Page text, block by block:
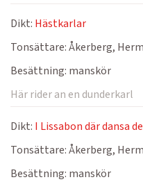
Dikt: Hästkarlar
Tonsättare:Åkerberg,
Besättning: manskör
Här rider an en dunderkarl
Dikt: I Lissabon där dansa de
Tonsättare:Åkerberg,
Besättning: manskör